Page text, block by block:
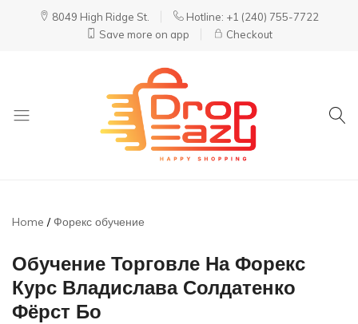
8049 High Ridge St.
Hotline: +1 (240) 755-7722
Save more on app
Checkout
Home Форекс обучение
Обучение Торговле На Форекс
Курс Владислава Солдатенко
Фёрст Бо